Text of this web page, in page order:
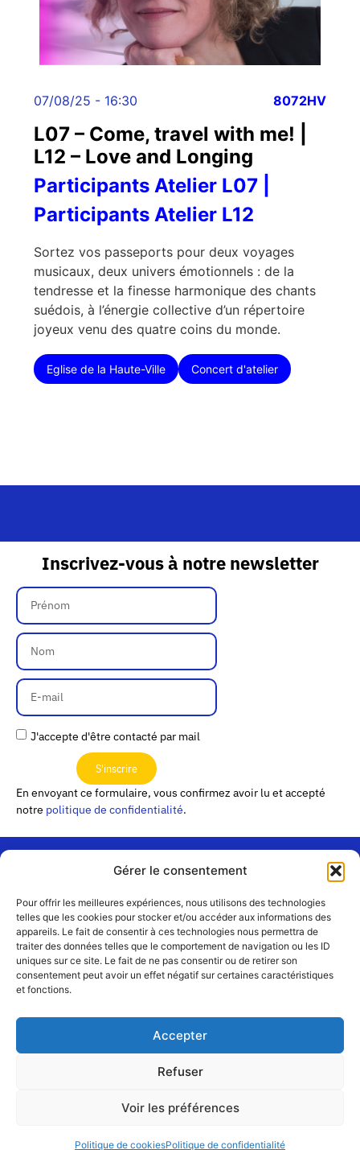
Gérer le consentement
Pour offrir les meilleures expériences, nous utilisons des technologies
telles que les cookies pour stocker et/ou accéder aux informations des
appareils. Le fait de consentir à ces technologies nous permettra de
traiter des données telles que le comportement de navigation ou les ID
uniques sur ce site. Le fait de ne pas consentir ou de retirer son
consentement peut avoir un effet négatif sur certaines caractéristiques
et fonctions.
Accepter
Refuser
Voir les préférences
Politique de cookiesPolitique de confidentialité
07/08/25 - 16:30 8072HV
L07 – Come, travel with me! |
L12 – Love and Longing
Participants Atelier L07 |
Participants Atelier L12
Sortez vos passeports pour deux voyages
musicaux, deux univers émotionnels : de la
tendresse et la finesse harmonique des chants
suédois, à l’énergie collective d’un répertoire
joyeux venu des quatre coins du monde.
Eglise de la Haute-Ville Concert d'atelier
Inscrivez-vous à notre newsletter
J'accepte d'être contacté par mail
S'inscrire
En envoyant ce formulaire, vous confirmez avoir lu et accepté
notre politique de confidentialité.
Contact
Équipe
Mentions
légales
« Les
Passerelles »
24 Avenue
Joannès
Masset
CS51001
cedex 09
+33 4 72 19
secretariat@choralies.org
Rejoignez-
nous